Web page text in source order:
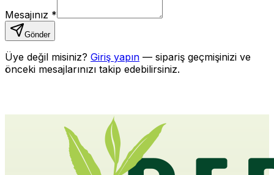
Mesajınız *
Gönder
Üye değil misiniz? Giriş yapın — sipariş geçmişinizi ve
önceki mesajlarınızı takip edebilirsiniz.